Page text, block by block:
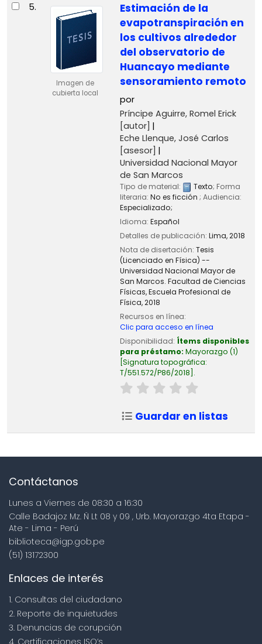
5.
Imagen de
cubierta local
Estimación de la
evapotranspiración en
los cultivos alrededor
del observatorio de
Huancayo mediante
sensoramiento remoto
por
Príncipe Aguirre, Romel Erick
[autor]
Eche Llenque, José Carlos
[asesor]
Universidad Nacional Mayor
de San Marcos
Tipo de material: Texto; Forma
literaria: No es ficción ; Audiencia:
Especializado;
Idioma: Español
Detalles de publicación: Lima,2018
Nota de disertación: Tesis
(Licenciado en Física) --
Universidad Nacional Mayor de
San Marcos. Facultad de Ciencias
Físicas, Escuela Profesional de
Física, 2018
Recursos en línea:
Clic para acceso en línea
Disponibilidad: Ítems disponibles
para préstamo: Mayorazgo (1)
Signatura topográfica:
T/551.572/P86/2018 .
Guardar en listas
Contáctanos
Lunes a Viernes de 08:30 a 16:30
Calle Badajoz Mz. Ñ Lt 08 y 09 , Urb. Mayorazgo 4ta Etapa -
Ate - Lima - Perú
biblioteca@igp.gob.pe
(51) 13172300
Enlaces de interés
1. Consultas del ciudadano
2. Reporte de inquietudes
3. Denuncias de corupción